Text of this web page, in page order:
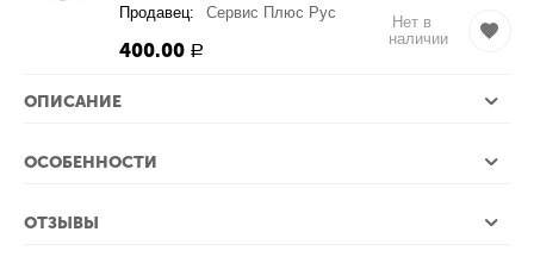
Продавец: Сервис Плюс Рус
400.00 Р
Нет в
наличии
ОПИСАНИЕ
ОСОБЕННОСТИ
ОТЗЫВЫ